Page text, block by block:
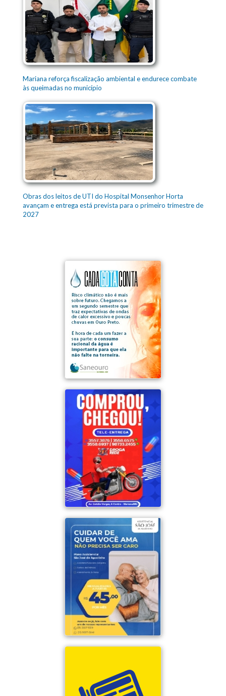
Mariana reforça fiscalização ambiental e endurece combate
às queimadas no município
Obras dos leitos de UTI do Hospital Monsenhor Horta
avançam e entrega está prevista para o primeiro trimestre de
2027